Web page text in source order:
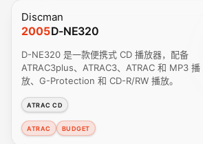
Discman
2005D-NE320
D-NE320 是一款便携式 CD 播放器，配备
ATRAC3plus、ATRAC3、ATRAC 和 MP3 播
放、G-Protection 和 CD-R/RW 播放。
ATRAC CD
ATRAC BUDGET